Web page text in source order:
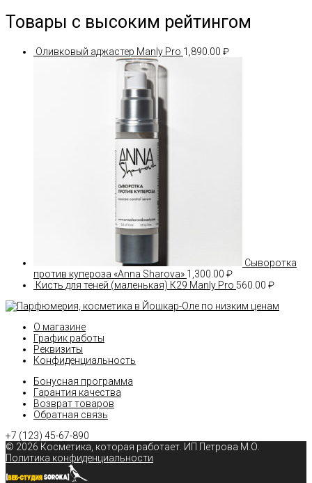
Товары с высоким рейтингом
Оливковый аджастер Manly Pro 1,890.00 ₽
Сыворотка
против купероза «Anna Sharova» 1,300.00 ₽
Кисть для теней (маленькая) К29 Manly Pro 560.00 ₽
О магазине
График работы
Реквизиты
Конфиденциальность
Бонусная программа
Гарантия качества
Возврат товаров
Обратная связь
+7 (123) 45-67-890
© 2026 Косметика, которая работает. ИП Петрова М.О.
Политика конфиденциальности